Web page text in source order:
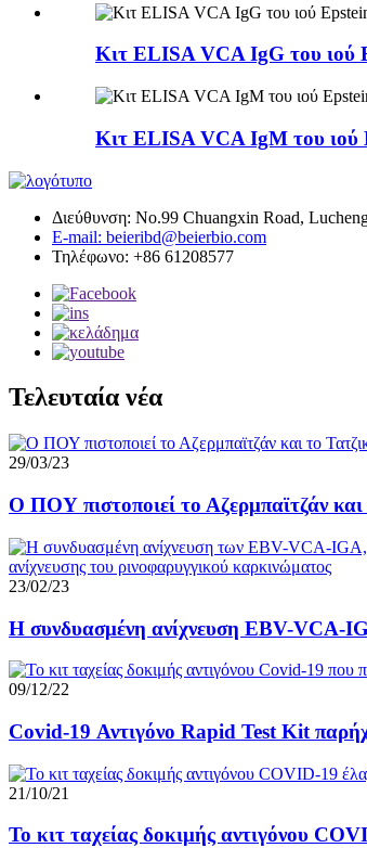
Κιτ ELISA VCA IgG του ιού
Κιτ ELISA VCA IgM του ιού
Διεύθυνση: No.99 Chuangxin Road,
E-mail: beieribd@beierbio.com
Τηλέφωνο: +86 61208577
Τελευταία νέα
29/03/23
Ο ΠΟΥ πιστοποιεί το Αζερμπαϊτζάν
23/02/23
Η συνδυασμένη ανίχνευση EBV-VCA-
09/12/22
Covid-19 Αντιγόνο Rapid Test Kit
21/10/21
Το κιτ ταχείας δοκιμής αντιγόνου